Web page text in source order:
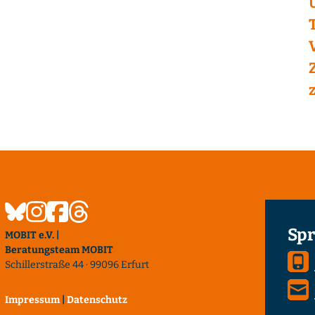
MOBIT e.V. |
Beratungsteam MOBIT
Schillerstraße 44 · 99096 Erfurt
Impressum Datenschutz